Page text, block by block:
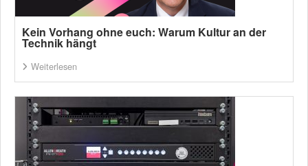
Kein Vorhang ohne euch: Warum Kultur an der
Technik hängt
Weiterlesen